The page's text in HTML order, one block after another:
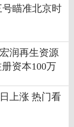
瞄准北京时
润再生资源
资本100万
上涨 热门看